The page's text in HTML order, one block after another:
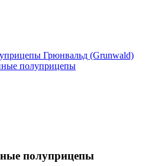
Грюнвальд (Grunwald)
полуприцепы
полуприцепы